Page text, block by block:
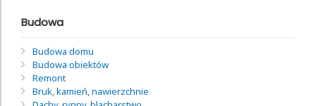
Budowa
Budowa domu
Budowa obiektów
Remont
Bruk, kamień, nawierzchnie